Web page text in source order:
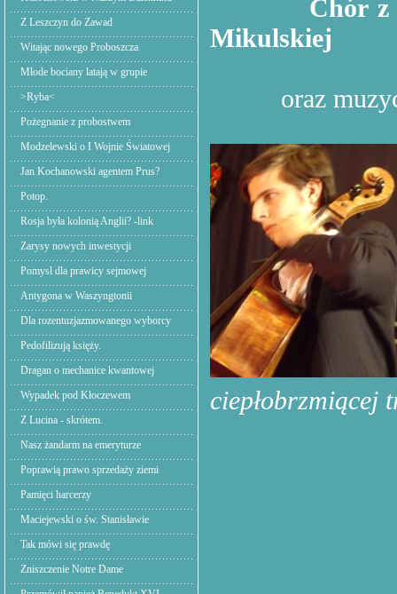
Z Leszczyn do Zawad
Witając nowego Proboszcza
Młode bociany latają w grupie
>Ryba<
Pożegnanie z probostwem
Modzelewski o I Wojnie Światowej
Jan Kochanowski agentem Prus?
Potop.
Rosja była kolonią Anglii? -link
Zarysy nowych inwestycji
Pomysł dla prawicy sejmowej
Antygona w Waszyngtonii
Dla rozentuzjazmowanego wyborcy
Pedofilizują księży.
Dragan o mechanice kwantowej
Wypadek pod Kłoczewem
Z Lucina - skrótem.
Nasz żandarm na emeryturze
Poprawią prawo sprzedaży ziemi
Pamięci harcerzy
Maciejewski o św. Stanisławie
Tak mówi się prawdę
Zniszczenie Notre Dame
Chór z
Mikulskiej
oraz
ciepłobrzmiącej